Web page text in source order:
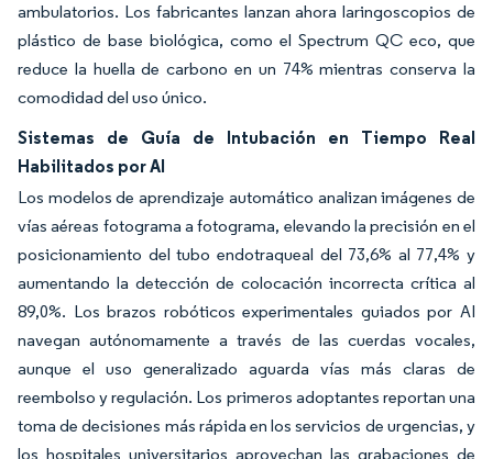
ambulatorios. Los fabricantes lanzan ahora laringoscopios de
plástico de base biológica, como el Spectrum QC eco, que
reduce la huella de carbono en un 74% mientras conserva la
comodidad del uso único.
Sistemas de Guía de Intubación en Tiempo Real
Habilitados por AI
Los modelos de aprendizaje automático analizan imágenes de
vías aéreas fotograma a fotograma, elevando la precisión en el
posicionamiento del tubo endotraqueal del 73,6% al 77,4% y
aumentando la detección de colocación incorrecta crítica al
89,0%. Los brazos robóticos experimentales guiados por AI
navegan autónomamente a través de las cuerdas vocales,
aunque el uso generalizado aguarda vías más claras de
reembolso y regulación. Los primeros adoptantes reportan una
toma de decisiones más rápida en los servicios de urgencias, y
los hospitales universitarios aprovechan las grabaciones de